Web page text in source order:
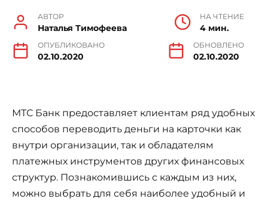
АВТОР
Наталья Тимофеева
НА ЧТЕНИЕ
4 мин.
ОПУБЛИКОВАНО
02.10.2020
ОБНОВЛЕНО
02.10.2020
МТС Банк предоставляет клиентам ряд удобных
способов переводить деньги на карточки как
внутри организации, так и обладателям
платежных инструментов других финансовых
структур. Познакомившись с каждым из них,
можно выбрать для себя наиболее удобный и